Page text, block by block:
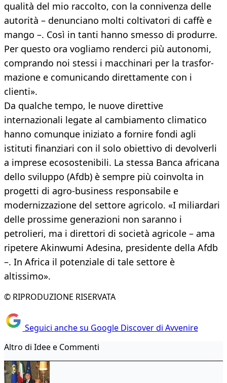
qualità del mio raccolto, con la connivenza delle
autorità – denunciano molti coltivatori di caffè e
mango –. Così in tanti hanno smesso di produrre.
Per questo ora vogliamo renderci più autonomi,
comprando noi stessi i macchinari per la trasfor-
mazione e comunicando direttamente con i
clienti».
Da qualche tempo, le nuove direttive
internazionali legate al cambiamento climatico
hanno comunque iniziato a fornire fondi agli
istituti finanziari con il solo obiettivo di devolverli
a imprese ecosostenibili. La stessa Banca africana
dello sviluppo (Afdb) è sempre più coinvolta in
progetti di agro-business responsabile e
modernizzazione del settore agricolo. «I miliardari
delle prossime generazioni non saranno i
petrolieri, ma i direttori di società agricole – ama
ripetere Akinwumi Adesina, presidente della Afdb
–. In Africa il potenziale di tale settore è
altissimo».
© RIPRODUZIONE RISERVATA
Seguici anche su Google Discover di Avvenire
Altro di Idee e Commenti